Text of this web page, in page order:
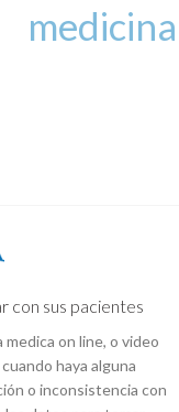
medicina
con sus pacientes
on line, o video
haya alguna
o inconsistencia con